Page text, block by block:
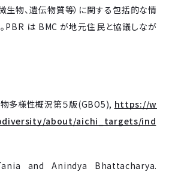
生物、遺伝物質等）に関する包括的な情
PBR は BMC が地元住民と協議しなが
多様性概況第５版(GBO5), https://w
about/aichi_targets/ind
and Anindya Bhattacharya.